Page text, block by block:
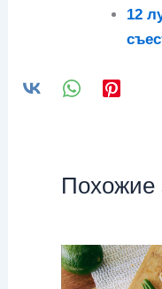
12
Похожие